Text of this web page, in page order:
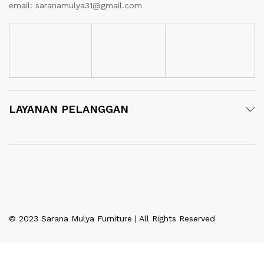
email: saranamulya31@gmail.com
LAYANAN PELANGGAN
© 2023 Sarana Mulya Furniture | All Rights Reserved